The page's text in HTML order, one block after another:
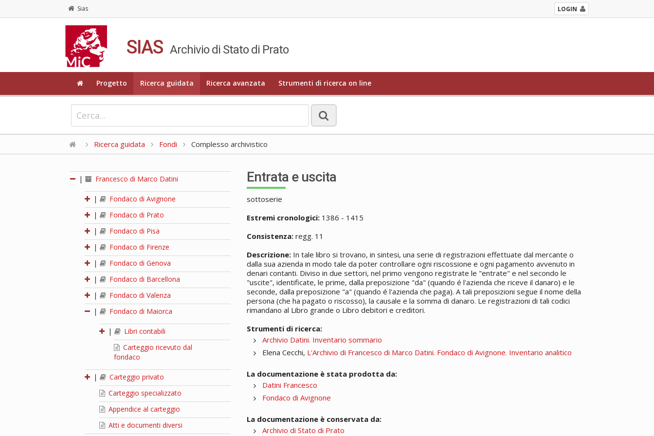
Sias LOGIN
SIAS Archivio di Stato di Prato
Progetto Ricerca guidata Ricerca avanzata Strumenti di ricerca on line
Ricerca guidata Fondi Complesso archivistico
| Francesco di Marco Datini
|
Fondaco di Avignone
|
Fondaco di Prato
|
Fondaco di Pisa
|
Fondaco di Firenze
|
Fondaco di Genova
|
Fondaco di Barcellona
|
Fondaco di Valenza
|
Fondaco di Maiorca
|
Libri contabili
Carteggio ricevuto dal
fondaco
|
Carteggio privato
Carteggio specializzato
Appendice al carteggio
Atti e documenti diversi
Entrata e uscita
sottoserie
Estremi cronologici: 1386 - 1415
Consistenza: regg. 11
Descrizione: In tale libro si trovano, in sintesi, una serie di registrazioni effettuate dal mercante o
dalla sua azienda in modo tale da poter controllare ogni riscossione e ogni pagamento avvenuto in
denari contanti. Diviso in due settori, nel primo vengono registrate le "entrate" e nel secondo le
"uscite", identificate, le prime, dalla preposizione "da" (quando é l'azienda che riceve il danaro) e le
seconde, dalla preposizione "a" (quando é l'azienda che paga). A tali preposizioni segue il nome della
persona (che ha pagato o riscosso), la causale e la somma di danaro. Le registrazioni di tali codici
rimandano al Libro grande o Libro debitori e creditori.
Strumenti di ricerca:
Archivio Datini. Inventario sommario
Elena Cecchi, L'Archivio di Francesco di Marco Datini. Fondaco di Avignone. Inventario analitico
La documentazione è stata prodotta da:
Datini Francesco
Fondaco di Avignone
La documentazione è conservata da:
Archivio di Stato di Prato